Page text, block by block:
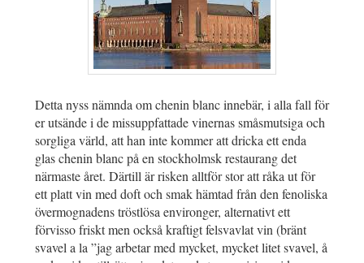
Detta nyss nämnda om chenin blanc innebär, i alla fall för
er utsände i de missuppfattade vinernas småsmutsiga och
sorgliga värld, att han inte kommer att dricka ett enda
glas chenin blanc på en stockholmsk restaurang det
närmaste året. Därtill är risken alltför stor att råka ut för
ett platt vin med doft och smak hämtad från den fenoliska
övermognadens tröstlösa environger, alternativt ett
förvisso friskt men också kraftigt felsvavlat vin (bränt
svavel a la ”jag arbetar med mycket, mycket litet svavel, å